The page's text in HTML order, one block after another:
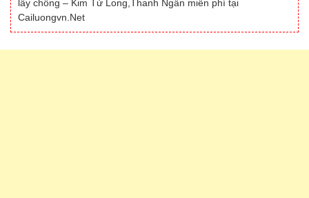
lấy chồng – Kim Tử Long,Thanh Ngân miễn phí tại
Cailuongvn.Net